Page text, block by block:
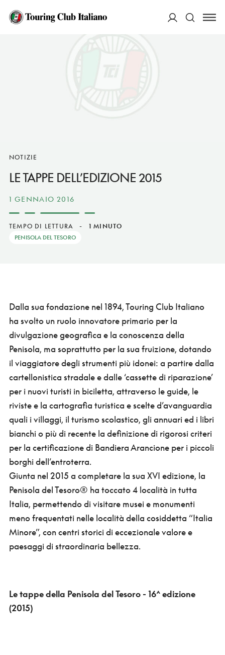
NOTIZIE
LE TAPPE DELL’EDIZIONE 2015
1 GENNAIO 2016
TEMPO DI LETTURA - 1 MINUTO
PENISOLA DEL TESORO
Dalla sua fondazione nel 1894, Touring Club Italiano
ha svolto un ruolo innovatore primario per la
divulgazione geografica e la conoscenza della
Penisola, ma soprattutto per la sua fruizione, dotando
il viaggiatore degli strumenti più idonei: a partire dalla
cartellonistica stradale e dalle ‘cassette di riparazione’
per i nuovi turisti in biciletta, attraverso le guide, le
riviste e la cartografia turistica e scelte d’avanguardia
quali i villaggi, il turismo scolastico, gli annuari ed i libri
bianchi o più di recente la definizione di rigorosi criteri
per la certificazione di Bandiera Arancione per i piccoli
borghi dell’entroterra.
Giunta nel 2015 a completare la sua XVI edizione, la
Penisola del Tesoro® ha toccato 4 località in tutta
Italia, permettendo di visitare musei e monumenti
meno frequentati nelle località della cosiddetta “Italia
Minore”, con centri storici di eccezionale valore e
paesaggi di straordinaria bellezza.
Le tappe della Penisola del Tesoro - 16^ edizione
(2015)